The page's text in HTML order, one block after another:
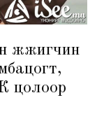
жүжигчин
цолоор